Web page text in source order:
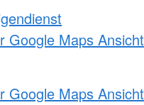
Google Maps Ansicht
Google Maps Ansicht